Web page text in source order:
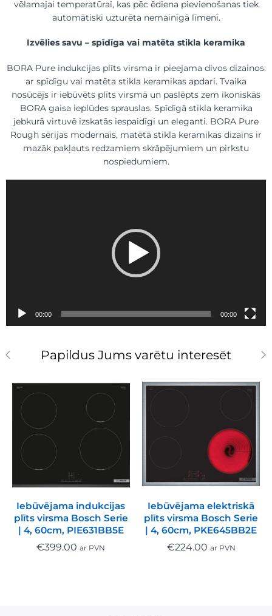
vēlamajai temperatūrai, kas pēc ēdiena pievienošanas tiek
automātiski uzturēta nemainīgā līmenī.
Izvēlies savu – spīdīga vai matēta stikla keramika
BORA Pure indukcijas plīts virsma ir pieejama divos dizainos:
ar spīdīgu vai matēta stikla keramikas apdari. Tvaika
nosūcējs ir iebūvēts plīts virsmā un paslēpts zem ikoniskās
BORA gaisa ieplūdes sprauslas. Spīdīgā stikla keramika
jebkurā virtuvē izskatās iespaidīgi un eleganti. BORA Pure
Rough sērijas modernais, matētā stikla keramikas dizains ir
mazāk pakļauts redzamiem skrāpējumiem un pirkstu
nospiedumiem.
Video
00:00 00:00
Papildus Jums varētu interesēt
Iebūvējama indukcijas
plīts virsma Bosch Serie
| 4, 60cm, PIE631BB5E
€399.00 ar PVN
Iebūvējama elektriskā
plīts virsma Bosch Serie
| 4, 60cm, PKE645BB2E
€224.00 ar PVN